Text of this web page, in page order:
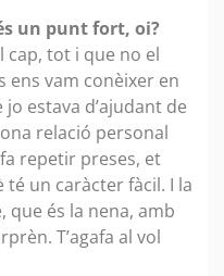
un punt fort, oi?
cap, tot i que no el
ens vam conèixer en
estava d’ajudant de
relació personal
repetir preses, et
un caràcter fàcil. I la
que és la nena, amb
T’agafa al vol